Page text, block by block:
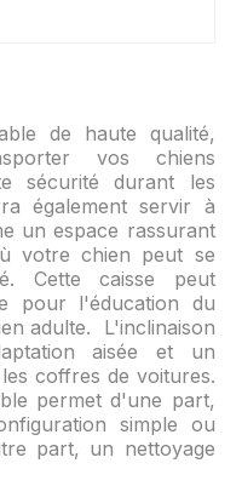
de haute qualité,
vos chiens
sécurité durant les
également servir à
un espace rassurant
votre chien peut se
Cette caisse peut
pour l'éducation du
adulte. L'inclinaison
aisée et un
coffres de voitures.
permet d'une part,
simple ou
part, un nettoyage